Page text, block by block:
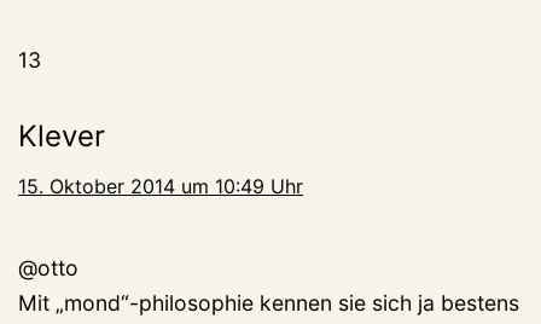
13
Klever
15. Oktober 2014 um 10:49 Uhr
@otto
Mit „mond“-philosophie kennen sie sich ja bestens